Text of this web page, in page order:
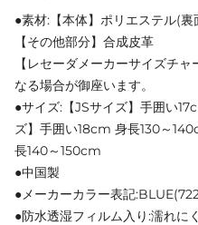
●素材:【本体】ポリエステル(
【その他部分】合成皮革
【レセーダメーカーサイズチ
なる場合が御座います。
●サイズ:【JSサイズ】手囲い
ズ】手囲い18cm 身長130～
長140～150cm
●中国製
●メーカーカラー表記
●防水透湿フィルム入り:濡れに